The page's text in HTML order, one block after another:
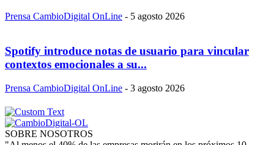
Prensa CambioDigital OnLine - 5 agosto 2026
Spotify introduce notas de usuario para vincular
contextos emocionales a su...
Prensa CambioDigital OnLine - 3 agosto 2026
SOBRE NOSOTROS